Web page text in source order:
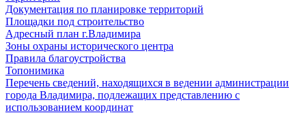
Документация по планировке территорий
Площадки под строительство
Адресный план г.Владимира
Зоны охраны исторического центра
Правила благоустройства
Топонимика
Перечень сведений, находящихся в ведении администрации
города Владимира, подлежащих представлению с
использованием координат